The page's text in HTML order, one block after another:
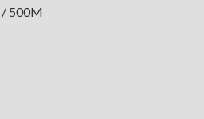
/ 500M